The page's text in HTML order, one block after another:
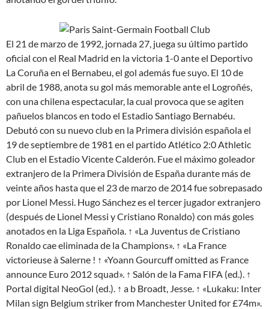
El 21 de marzo de 1992, jornada 27, juega su último partido
oficial con el Real Madrid en la victoria 1-0 ante el Deportivo
La Coruña en el Bernabeu, el gol además fue suyo. El 10 de
abril de 1988, anota su gol más memorable ante el Logroñés,
con una chilena espectacular, la cual provoca que se agiten
pañuelos blancos en todo el Estadio Santiago Bernabéu.
Debutó con su nuevo club en la Primera división española el
19 de septiembre de 1981 en el partido Atlético 2:0 Athletic
Club en el Estadio Vicente Calderón. Fue el máximo goleador
extranjero de la Primera División de España durante más de
veinte años hasta que el 23 de marzo de 2014 fue sobrepasado
por Lionel Messi. Hugo Sánchez es el tercer jugador extranjero
(después de Lionel Messi y Cristiano Ronaldo) con más goles
anotados en la Liga Española. ↑ «La Juventus de Cristiano
Ronaldo cae eliminada de la Champions». ↑ «La France
victorieuse à Salerne ! ↑ «Yoann Gourcuff omitted as France
announce Euro 2012 squad». ↑ Salón de la Fama FIFA (ed.). ↑
Portal digital NeoGol (ed.). ↑ a b Broadt, Jesse. ↑ «Lukaku: Inter
Milan sign Belgium striker from Manchester United for £74m».